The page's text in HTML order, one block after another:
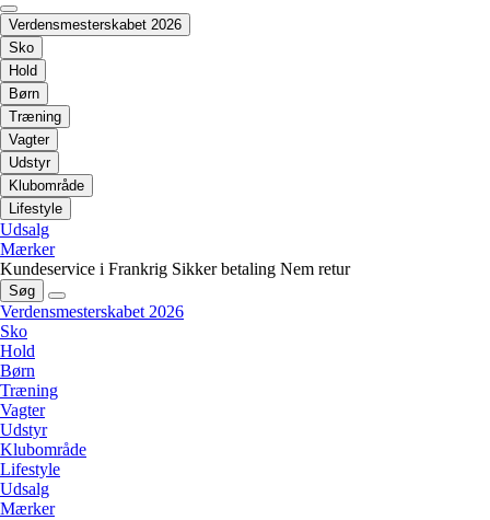
Verdensmesterskabet 2026
Sko
Hold
Børn
Træning
Vagter
Udstyr
Klubområde
Lifestyle
Udsalg
Mærker
Kundeservice i Frankrig Sikker betaling Nem retur
Søg
Verdensmesterskabet 2026
Sko
Hold
Børn
Træning
Vagter
Udstyr
Klubområde
Lifestyle
Udsalg
Mærker